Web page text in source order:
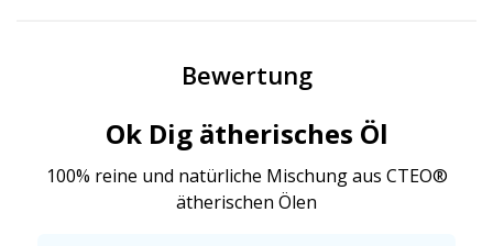
Bewertung
Ok Dig ätherisches Öl
100% reine und natürliche Mischung aus CTEO®
ätherischen Ölen